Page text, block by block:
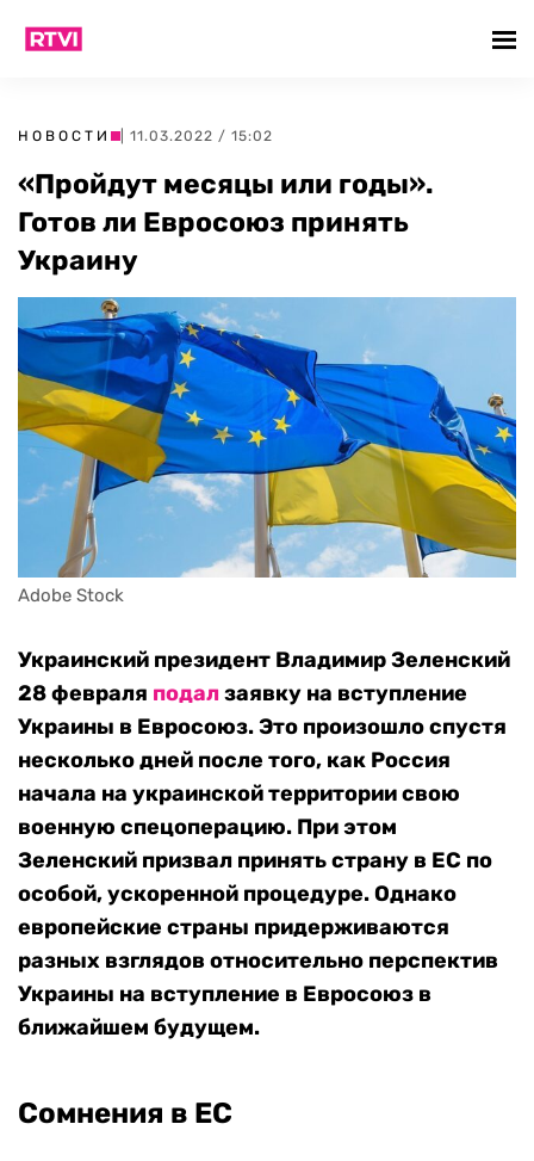
НОВОСТИ | 11.03.2022 / 15:02
«Пройдут месяцы или годы».
Готов ли Евросоюз принять
Украину
Adobe Stock
Украинский президент Владимир Зеленский
28 февраля подалзаявку на вступление
Украины в Евросоюз. Это произошло спустя
несколько дней после того, как Россия
начала на украинской территории свою
военную спецоперацию. При этом
Зеленский призвал принять страну в ЕС по
особой, ускоренной процедуре. Однако
европейские страны придерживаются
разных взглядов относительно перспектив
Украины на вступление в Евросоюз в
ближайшем будущем.
Сомнения в ЕС